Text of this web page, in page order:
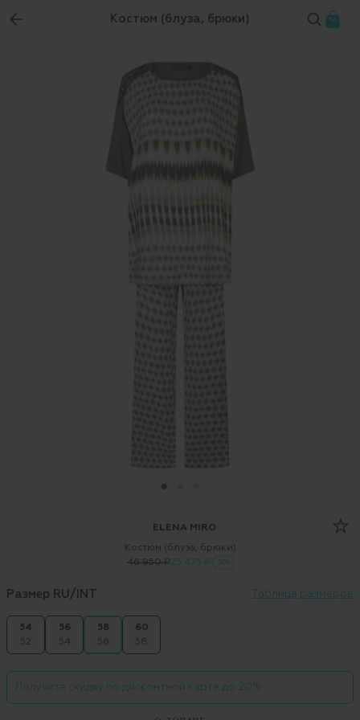
Костюм (блуза, брюки)
ELENA MIRO
Костюм (блуза, брюки)
46 950 ₽23 475 ₽ -50%
Размер RU/INT Таблица размеров
54
52
56
54
58
56
60
58
Получите скидку по дисконтной карте до 20%